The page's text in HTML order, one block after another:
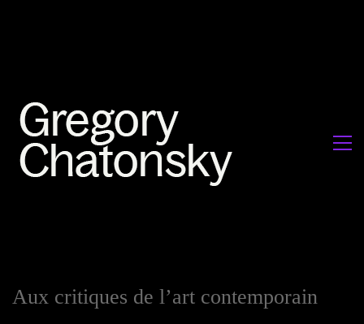
Aux critiques de l’art contemporain